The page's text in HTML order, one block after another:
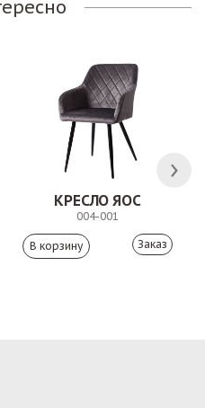
КРЕСЛО ЯОС
004-001
Заказ